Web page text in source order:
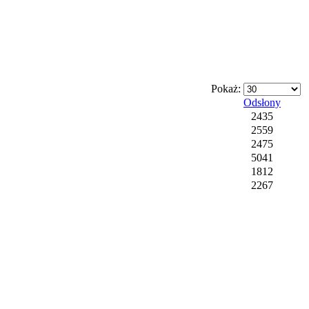
Pokaż:
Odsłony
2435
2559
2475
5041
1812
2267